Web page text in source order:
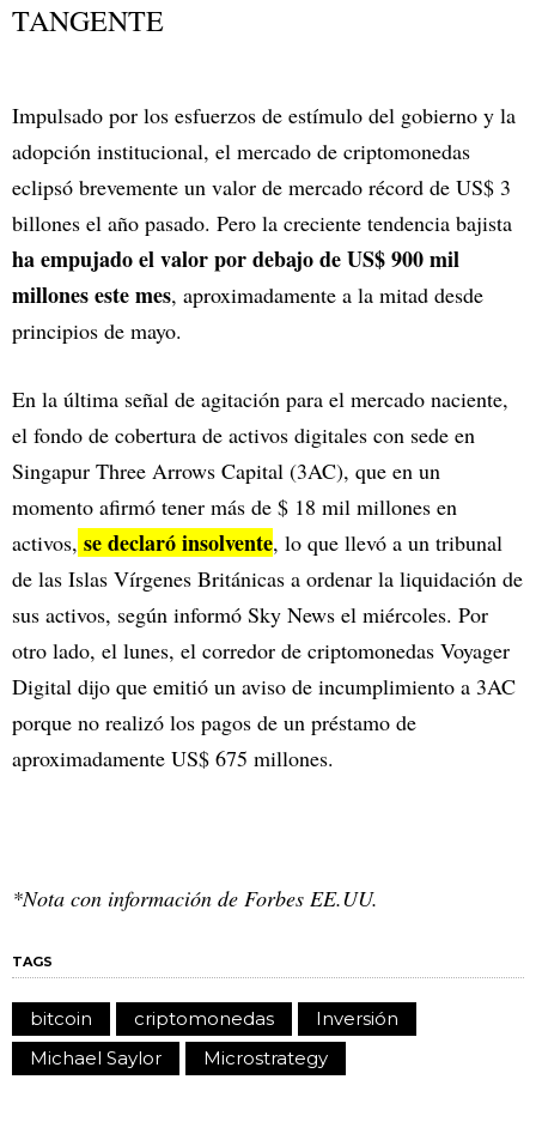
TANGENTE
Impulsado por los esfuerzos de estímulo del gobierno y la
adopción institucional, el mercado de criptomonedas
eclipsó brevemente un valor de mercado récord de US$ 3
billones el año pasado. Pero la creciente tendencia bajista
ha empujado el valor por debajo de US$ 900 mil
millones este mes, aproximadamente a la mitad desde
principios de mayo.
En la última señal de agitación para el mercado naciente,
el fondo de cobertura de activos digitales con sede en
Singapur Three Arrows Capital (3AC), que en un
momento afirmó tener más de $ 18 mil millones en
activos, se declaró insolvente, lo que llevó a un tribunal
de las Islas Vírgenes Británicas a ordenar la liquidación de
sus activos, según informó Sky News el miércoles. Por
otro lado, el lunes, el corredor de criptomonedas Voyager
Digital dijo que emitió un aviso de incumplimiento a 3AC
porque no realizó los pagos de un préstamo de
aproximadamente US$ 675 millones.
*Nota con información de Forbes EE.UU.
TAGS
bitcoin criptomonedas
Inversión
Michael Saylor
Microstrategy